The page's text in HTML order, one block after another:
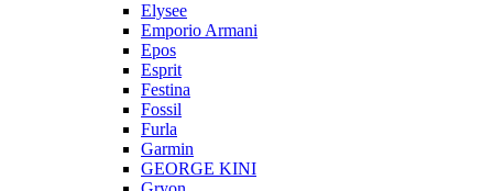
Elysee
Emporio Armani
Epos
Esprit
Festina
Fossil
Furla
Garmin
GEORGE KINI